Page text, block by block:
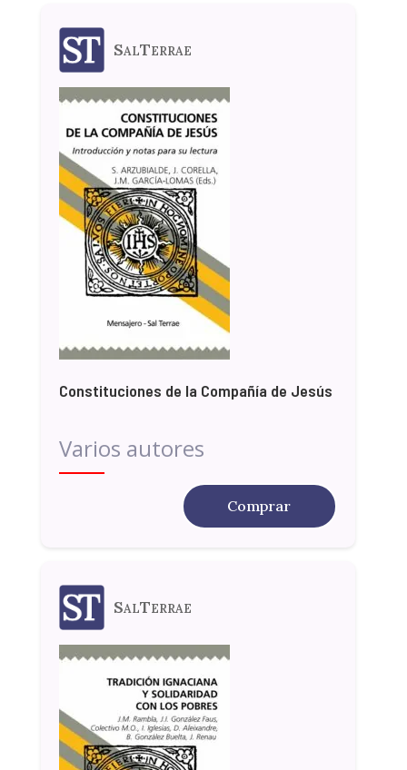
SalTerrae
Constituciones de la Compañía de Jesús
Varios autores
Comprar
SalTerrae